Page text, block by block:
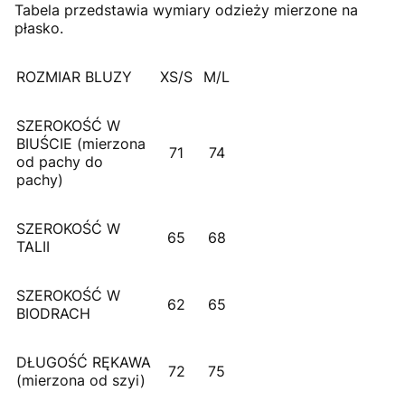
Tabela przedstawia wymiary odzieży mierzone na
płasko.
ROZMIAR BLUZY XS/S M/L
SZEROKOŚĆ W
BIUŚCIE (mierzona
od pachy do
pachy)
71 74
SZEROKOŚĆ W
TALII
65 68
SZEROKOŚĆ W
BIODRACH
62 65
DŁUGOŚĆ RĘKAWA
(mierzona od szyi) 72 75